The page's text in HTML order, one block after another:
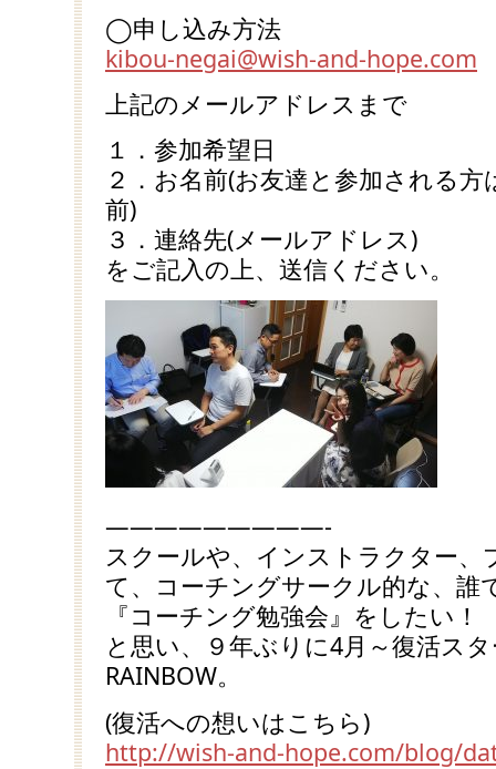
◯申し込み方法
kibou-negai@wish-and-hope.com
上記のメールアドレスまで
１．参加希望日
２．お名前(お友達と参加される
前)
３．連絡先(メールアドレス)
をご記入の上、送信ください。
—————————-
スクールや、インストラクター、
て、コーチングサークル的な、誰
『コーチング勉強会』をしたい！
と思い、９年ぶりに4月～復活ス
RAINBOW。
(復活への想いはこちら)
http://wish-and-hope.com/blog/